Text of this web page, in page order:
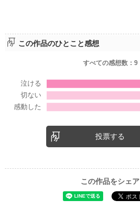
この作品のひとこと感想
すべての感想数： 9
投票する
この作品をシェア